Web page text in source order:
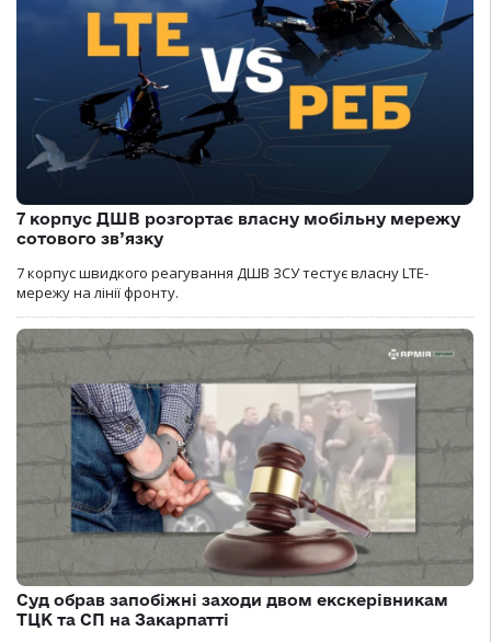
7 корпус ДШВ розгортає власну мобільну мережу
сотового зв’язку
7 корпус швидкого реагування ДШВ ЗСУ тестує власну LTE-
мережу на лінії фронту.
Суд обрав запобіжні заходи двом екскерівникам
ТЦК та СП на Закарпатті